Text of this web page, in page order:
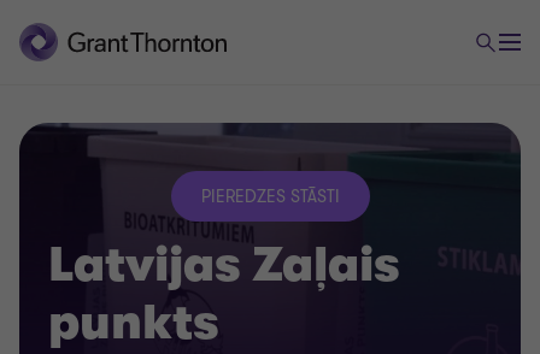
PIEREDZES STĀSTI
Latvijas Zaļais
punkts